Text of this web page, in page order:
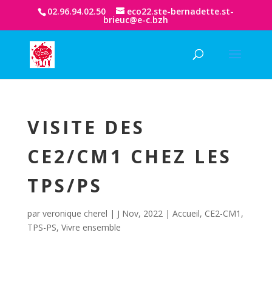
02.96.94.02.50 eco22.ste-bernadette.st-
brieuc@e-c.bzh
VISITE DES
CE2/CM1 CHEZ LES
TPS/PS
par veronique cherel | J Nov, 2022| Accueil, CE2-CM1 ,
TPS-PS, Vivre ensemble